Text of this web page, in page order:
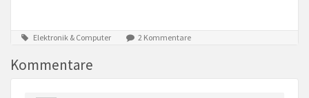
Elektronik & Computer 2 Kommentare
Kommentare